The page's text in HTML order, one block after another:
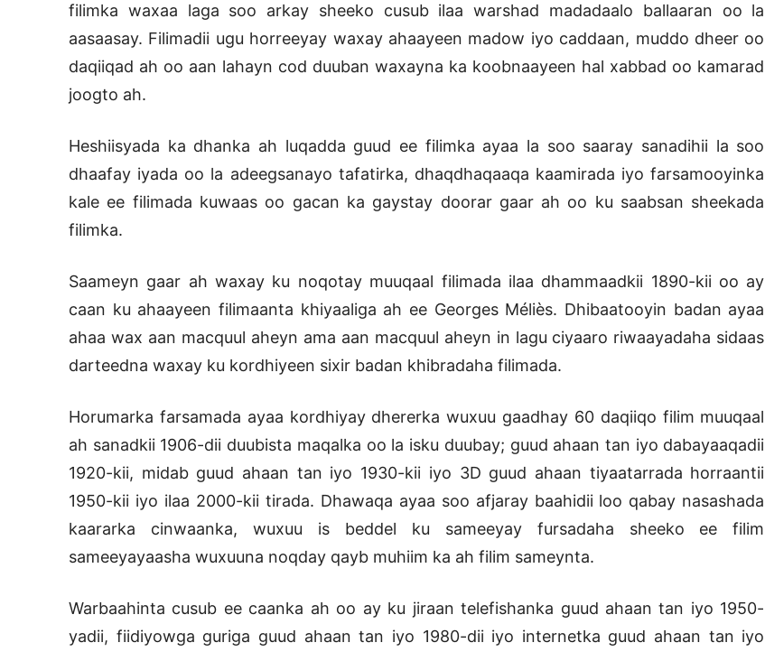
filimka waxaa laga soo arkay sheeko cusub ilaa warshad madadaalo ballaaran oo la
aasaasay. Filimadii ugu horreeyay waxay ahaayeen madow iyo caddaan, muddo dheer oo
daqiiqad ah oo aan lahayn cod duuban waxayna ka koobnaayeen hal xabbad oo kamarad
joogto ah.
Heshiisyada ka dhanka ah luqadda guud ee filimka ayaa la soo saaray sanadihii la soo
dhaafay iyada oo la adeegsanayo tafatirka, dhaqdhaqaaqa kaamirada iyo farsamooyinka
kale ee filimada kuwaas oo gacan ka gaystay doorar gaar ah oo ku saabsan sheekada
filimka.
Saameyn gaar ah waxay ku noqotay muuqaal filimada ilaa dhammaadkii 1890-kii oo ay
caan ku ahaayeen filimaanta khiyaaliga ah ee Georges Méliès. Dhibaatooyin badan ayaa
ahaa wax aan macquul aheyn ama aan macquul aheyn in lagu ciyaaro riwaayadaha sidaas
darteedna waxay ku kordhiyeen sixir badan khibradaha filimada.
Horumarka farsamada ayaa kordhiyay dhererka wuxuu gaadhay 60 daqiiqo filim muuqaal
ah sanadkii 1906-dii duubista maqalka oo la isku duubay; guud ahaan tan iyo dabayaaqadii
1920-kii, midab guud ahaan tan iyo 1930-kii iyo 3D guud ahaan tiyaatarrada horraantii
1950-kii iyo ilaa 2000-kii tirada. Dhawaqa ayaa soo afjaray baahidii loo qabay nasashada
kaararka cinwaanka, wuxuu is beddel ku sameeyay fursadaha sheeko ee filim
sameeyayaasha wuxuuna noqday qayb muhiim ka ah filim sameynta.
Warbaahinta cusub ee caanka ah oo ay ku jiraan telefishanka guud ahaan tan iyo 1950-
yadii, fiidiyowga guriga guud ahaan tan iyo 1980-dii iyo internetka guud ahaan tan iyo